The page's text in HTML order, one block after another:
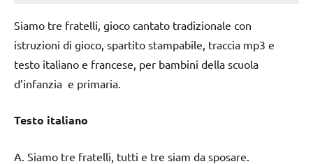
Siamo tre fratelli, gioco cantato tradizionale con
istruzioni di gioco, spartito stampabile, traccia mp3 e
testo italiano e francese, per bambini della scuola
d’infanzia e primaria.
Testo italiano
A. Siamo tre fratelli, tutti e tre siam da sposare.